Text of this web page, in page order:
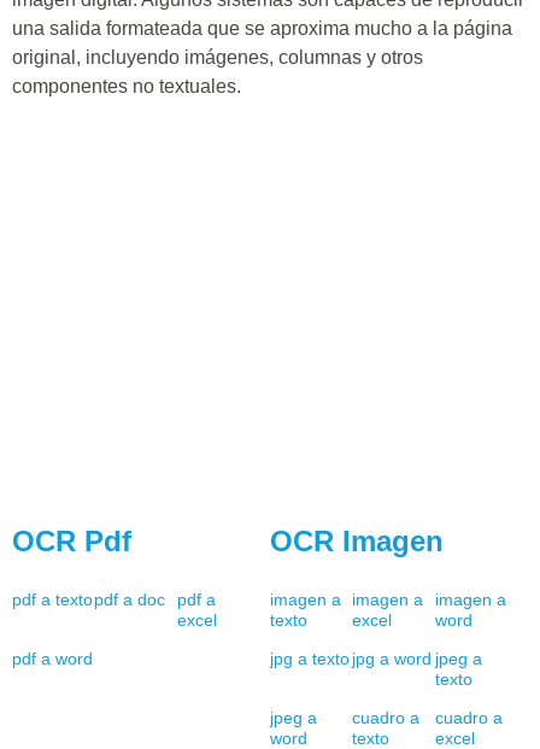
una salida formateada que se aproxima mucho a la página
original, incluyendo imágenes, columnas y otros
componentes no textuales.
OCR Pdf
pdf a textopdf a doc
pdf a
excel
pdf a word
OCR Imagen
imagen a
texto
imagen a
excel
imagen a
word
jpg a textojpg a word jpeg a
texto
jpeg a
word
cuadro a
texto
cuadro a
excel